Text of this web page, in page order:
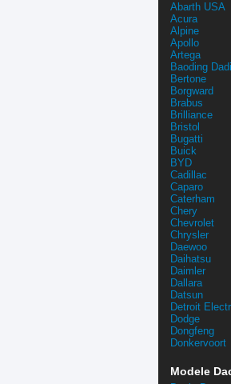
Abarth USA
Acura
Alpine
Apollo
Artega
Baoding Dadi
Bertone
Borgward
Brabus
Brilliance
Bristol
Bugatti
Buick
BYD
Cadillac
Caparo
Caterham
Chery
Chevrolet
Chrysler
Daewoo
Daihatsu
Daimler
Dallara
Datsun
Detroit
Dodge
Dongfeng
Donkervoort
Modele